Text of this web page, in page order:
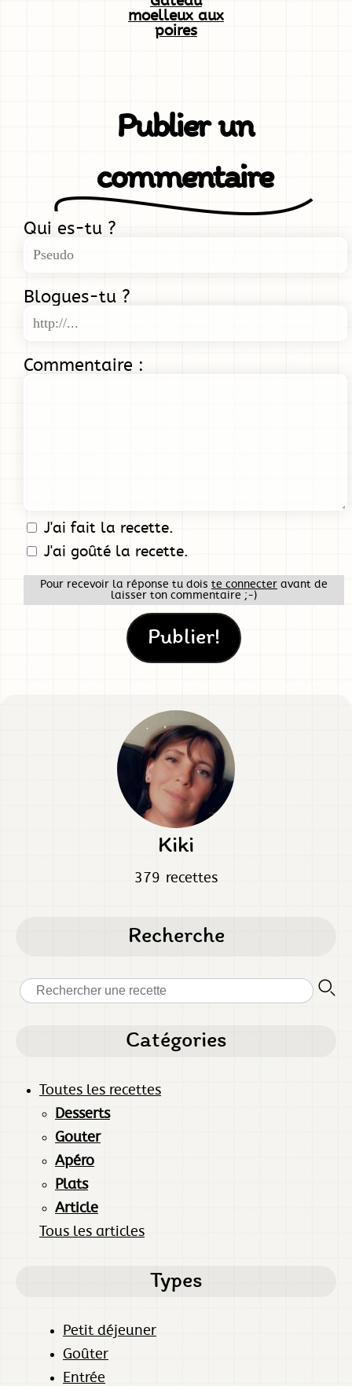
moelleux aux
poires
Publier un
commentaire
Qui es-tu ?
Blogues-tu ?
Commentaire :
J'ai fait la recette.
J'ai goûté la recette.
Pour recevoir la réponse tu dois te connecter avant de
laisser ton commentaire ;-)
Kiki
379 recettes
Recherche
Catégories
Toutes les recettes
Desserts
Gouter
Apéro
Plats
Article
Tous les articles
Types
Petit déjeuner
Goûter
Entrée